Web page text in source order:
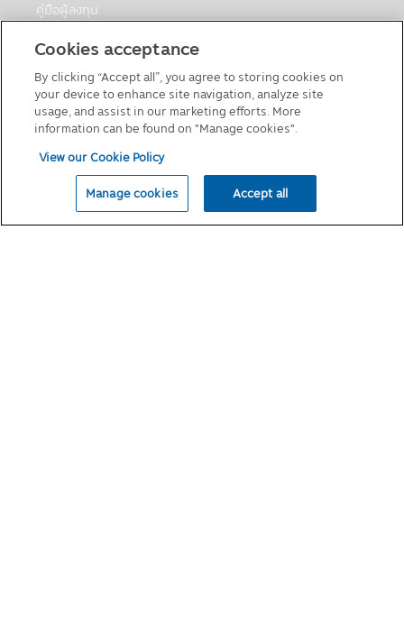
• เพื่อช่วยประเมินและจัดการความเสี่ยง
ตลอดจนป้องกันการฉ้อโกงต่อบริษัทจัดการ
และการฉ้อโกงที่เกี่ยวข้องกับเว็บไซต์หรือการใช้
บริการของบริษัทจัดการ
• ให้หน่วยงาน/ธนาคาร/สถาบันการเงิน เพื่อ
รายงานเครดิตและการเรียกเก็บเงิน
ด้วยความยินยอมของท่าน:
บริษัทฯจะเปิดเผยข้อมูลส่วนบุคคลของท่านและ
ข้อมูลอื่นๆ ด้วยความยินยอมของท่าน ทั้งนี้
บุคคลที่เกี่ยวข้องที่ให้บริการดังกล่าวและได้รับ
คู่มือผู้ลงทุน
คู่มือการลงทุนในกองทุนที่มีสิทธิประโยชน์ทางภาษี
แบบฟอร์มต่างๆ
นโยบายเกี่ยวกับคุกกี้
© 2026 Principal Asset Management Co.,Ltd
Cookies acceptance
By clicking “Accept all”, you agree to storing cookies on
your device to enhance site navigation, analyze site
usage, and assist in our marketing efforts. More
information can be found on "Manage cookies".
View our Cookie Policy
Manage cookies Accept all